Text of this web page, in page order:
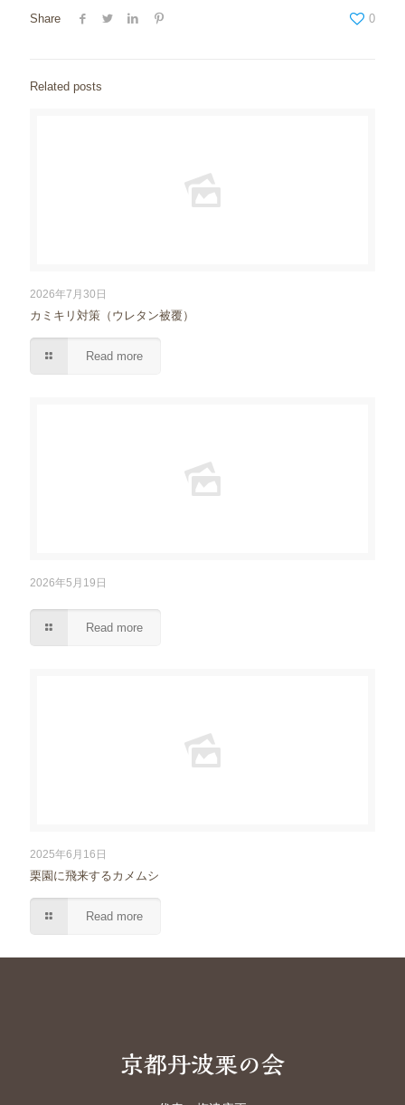
Share 0
Related posts
2026年7月30日
カミキリ対策（ウレタン被覆）
Read more
2026年5月19日
Read more
2025年6月16日
栗園に飛来するカメムシ
Read more